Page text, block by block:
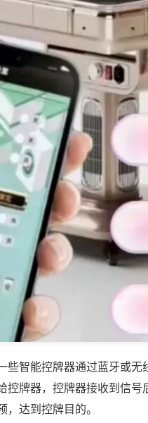
些智能控牌器通过蓝牙或
控牌器，控牌器接收到信
达到控牌目的。